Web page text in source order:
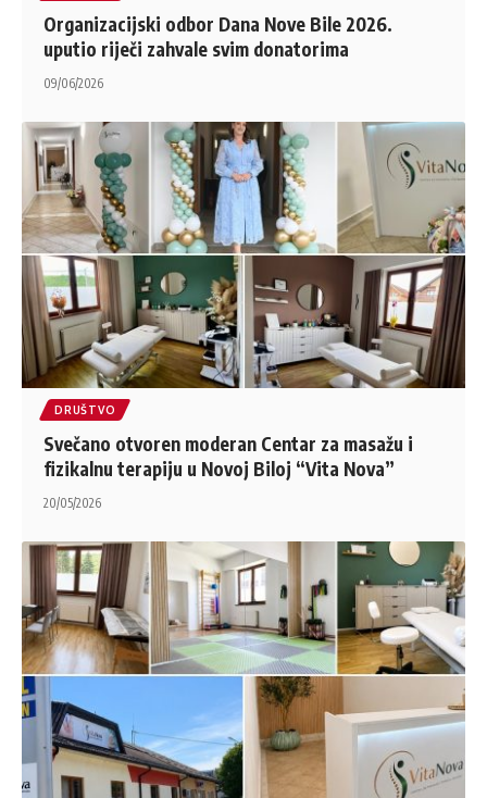
Organizacijski odbor Dana Nove Bile 2026.
uputio riječi zahvale svim donatorima
09/06/2026
DRUŠTVO
Svečano otvoren moderan Centar za masažu i
fizikalnu terapiju u Novoj Biloj “Vita Nova”
20/05/2026